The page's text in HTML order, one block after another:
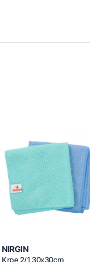
NIRGIN
Krpe 2/1 30x30cm